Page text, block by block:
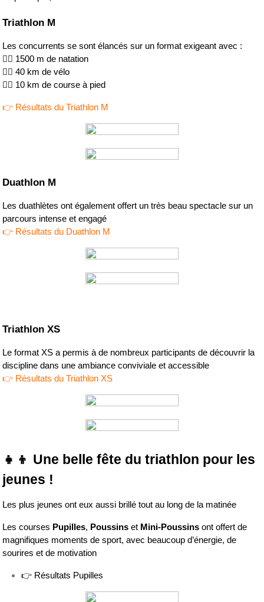
Triathlon M
Les concurrents se sont élancés sur un format exigeant avec :
🏊‍♂️ 1500 m de natation
🚴‍♀️ 40 km de vélo
🏃‍♂️ 10 km de course à pied
👉 Résultats du Triathlon M
Duathlon M
Les duathlètes ont également offert un très beau spectacle sur un
parcours intense et engagé
👉 Résultats du Duathlon M
Triathlon XS
Le format XS a permis à de nombreux participants de découvrir la
discipline dans une ambiance conviviale et accessible
👉 Résultats du Triathlon XS
👧👦 Une belle fête du triathlon pour les
jeunes !
Les plus jeunes ont eux aussi brillé tout au long de la matinée
Les courses Pupilles, Poussins et Mini-Poussins ont offert de
magnifiques moments de sport, avec beaucoup d’énergie, de
sourires et de motivation
👉 Résultats Pupilles